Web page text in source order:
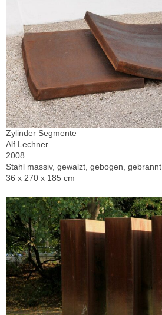
Zylinder Segmente
Alf Lechner
2008
Stahl massiv, gewalzt, gebogen, gebrannt
36 x 270 x 185 cm